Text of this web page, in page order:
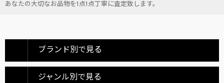
あなたの大切なお品物を1点1点丁寧に査定致します。
ブランド別で見る
ジャンル別で見る